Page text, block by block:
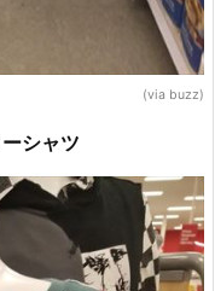
(via buzz)
シャツ